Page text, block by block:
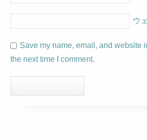
ウ
Save my name, email, and website
the next time I comment.